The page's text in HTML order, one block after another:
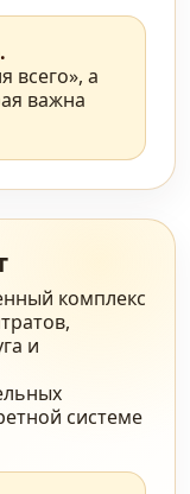
всего», а
важна
комплекс
и
системе